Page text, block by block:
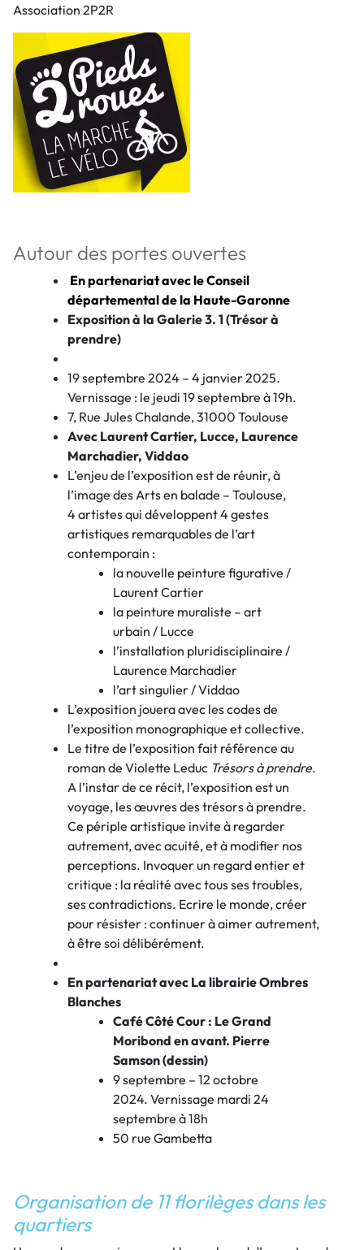
Association 2P2R
Autour des portes ouvertes
En partenariat avec le Conseil
départemental de la Haute-Garonne
Exposition à la Galerie 3. 1 (Trésor à
prendre)
19 septembre 2024 – 4 janvier 2025.
Vernissage : le jeudi 19 septembre à 19h.
7, Rue Jules Chalande, 31000 Toulouse
Avec Laurent Cartier, Lucce, Laurence
Marchadier, Viddao
L’enjeu de l’exposition est de réunir, à
l’image des Arts en balade – Toulouse,
4 artistes qui développent 4 gestes
artistiques remarquables de l’art
contemporain :
la nouvelle peinture figurative /
Laurent Cartier
la peinture muraliste – art
urbain / Lucce
l’installation pluridisciplinaire /
Laurence Marchadier
l’art singulier / Viddao
L’exposition jouera avec les codes de
l’exposition monographique et collective.
Le titre de l’exposition fait référence au
roman de Violette Leduc Trésors à prendre.
A l’instar de ce récit, l’exposition est un
voyage, les œuvres des trésors à prendre.
Ce périple artistique invite à regarder
autrement, avec acuité, et à modifier nos
perceptions. Invoquer un regard entier et
critique : la réalité avec tous ses troubles,
ses contradictions. Ecrire le monde, créer
pour résister : continuer à aimer autrement,
à être soi délibérément.
En partenariat avec La librairie Ombres
Blanches
Café Côté Cour : Le Grand
Moribond en avant. Pierre
Samson (dessin)
9 septembre – 12 octobre
2024. Vernissage mardi 24
septembre à 18h
50 rue Gambetta
Organisation de 11 florilèges dans les
quartiers